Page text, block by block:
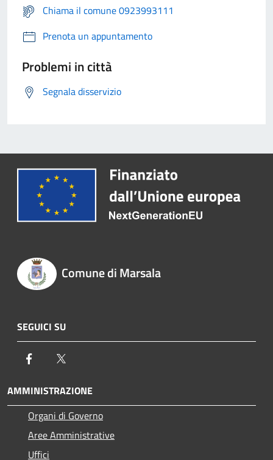
Chiama il comune 0923993111
Prenota un appuntamento
Problemi in città
Segnala disservizio
Comune di Marsala
SEGUICI SU
Facebook
AMMINISTRAZIONE
Organi di Governo
Aree Amministrative
Uffici